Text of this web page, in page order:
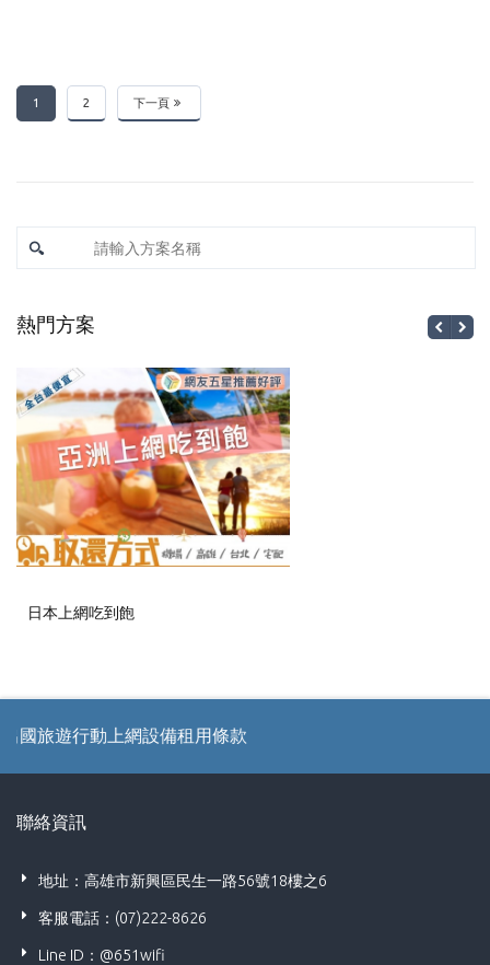
1 2 下一頁
熱門方案
日本上網吃到飽
動上網設備租用條款
聯絡資訊
地址：高雄市新興區民生一路56號18樓之6
客服電話：(07)222-8626
Line ID：@651wifi